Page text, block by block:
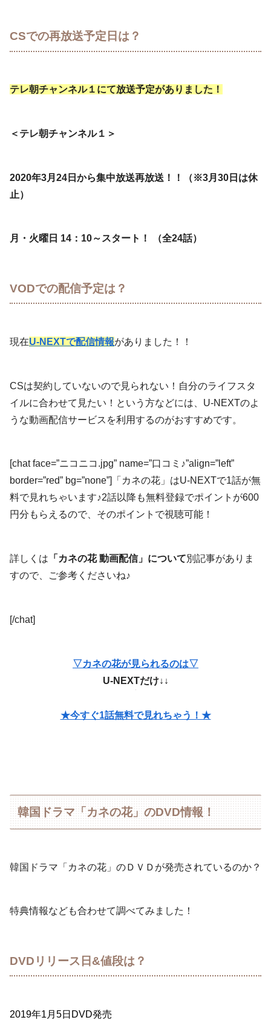
CSでの再放送予定日は？
テレ朝チャンネル１にて放送予定がありました！
＜テレ朝チャンネル１＞
2020年3月24日から集中放送再放送！！（※3月30日は休
止）
月・火曜日 14：10～スタート！ （全24話）
VODでの配信予定は？
現在U-NEXTで配信情報がありました！！
CSは契約していないので見られない！自分のライフスタ
イルに合わせて見たい！という方などには、U-NEXTのよ
うな動画配信サービスを利用するのがおすすめです。
[chat face=”ニコニコ.jpg” name=”口コミ♪”align=”left”
border=”red” bg=”none”]「カネの花」はU-NEXTで1話が無
料で見れちゃいます♪2話以降も無料登録でポイントが600
円分もらえるので、そのポイントで視聴可能！
詳しくは 「カネの花 動画配信」について別記事がありま
すので、ご参考くださいね♪
[/chat]
▽カネの花が見られるのは▽
U-NEXTだけ↓↓
★今すぐ1話無料で見れちゃう！★
韓国ドラマ「カネの花」のDVD情報！
韓国ドラマ「カネの花」のＤＶＤが発売されているのか？
特典情報なども合わせて調べてみました！
DVDリリース日&値段は？
2019年1月5日DVD発売